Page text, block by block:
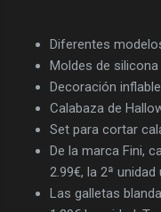
Diferentes
Moldes de
Decoración inflable
Calabaza de
Set para cortar
De la marca Fini,
2.99€, la 2ª
Las galletas